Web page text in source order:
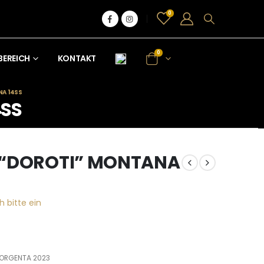
0
KONTAKT
0
14SS
MONTANA
bitte ein
2023